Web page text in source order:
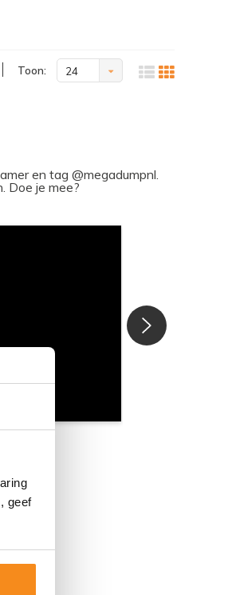
geef
Toon: 24
en tag @megadumpnl.
Doe je mee?